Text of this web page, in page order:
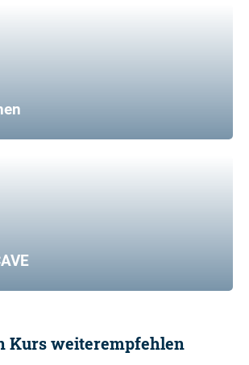
Kurs weiterempfehlen